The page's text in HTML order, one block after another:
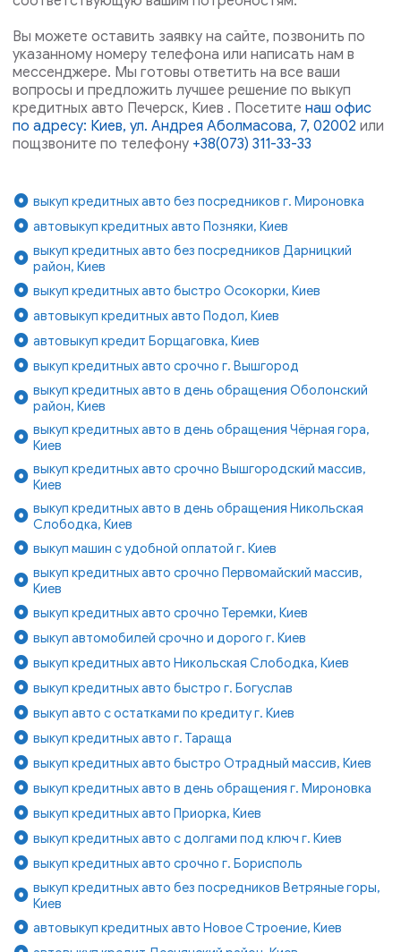
Вы можете оставить заявку на сайте, позвонить по
указанному номеру телефона или написать нам в
мессенджере. Мы готовы ответить на все ваши
вопросы и предложить лучшее решение по выкуп
кредитных авто Печерск, Киев . Посетитенаш офис
по адресу: Киев, ул. Андрея Аболмасова, 7, 02002 или
пощзвоните по телефону +38(073) 311-33-33
выкуп кредитных авто без посредников г. Мироновка
автовыкуп кредитных авто Позняки, Киев
выкуп кредитных авто без посредников Дарницкий
район, Киев
выкуп кредитных авто быстро Осокорки, Киев
автовыкуп кредитных авто Подол, Киев
автовыкуп кредит Борщаговка, Киев
выкуп кредитных авто срочно г. Вышгород
выкуп кредитных авто в день обращения Оболонский
район, Киев
выкуп кредитных авто в день обращения Чёрная гора,
Киев
выкуп кредитных авто срочно Вышгородский массив,
Киев
выкуп кредитных авто в день обращения Никольская
Слободка, Киев
выкуп машин с удобной оплатой г. Киев
выкуп кредитных авто срочно Первомайский массив,
Киев
выкуп кредитных авто срочно Теремки, Киев
выкуп автомобилей срочно и дорого г. Киев
выкуп кредитных авто Никольская Слободка, Киев
выкуп кредитных авто быстро г. Богуслав
выкуп авто с остатками по кредиту г. Киев
выкуп кредитных авто г. Тараща
выкуп кредитных авто быстро Отрадный массив, Киев
выкуп кредитных авто в день обращения г. Мироновка
выкуп кредитных авто Приорка, Киев
выкуп кредитных авто с долгами под ключ г. Киев
выкуп кредитных авто срочно г. Борисполь
выкуп кредитных авто без посредников Ветряные горы,
Киев
автовыкуп кредитных авто Новое Строение, Киев